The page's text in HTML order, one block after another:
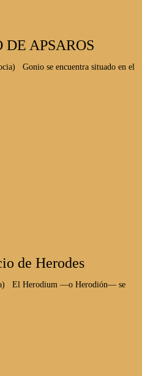
APSAROS
Gonio se encuentra situado en el
de Herodes
El Herodium —o Herodión— se